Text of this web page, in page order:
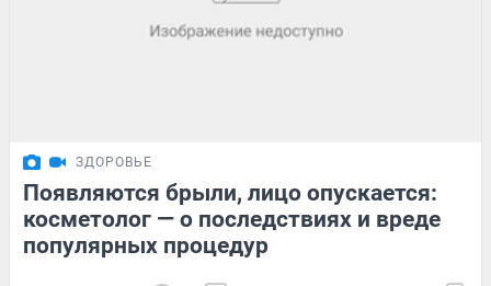
ЗДОРОВЬЕ
Появляются брыли, лицо опускается:
косметолог — о последствиях и вреде
популярных процедур